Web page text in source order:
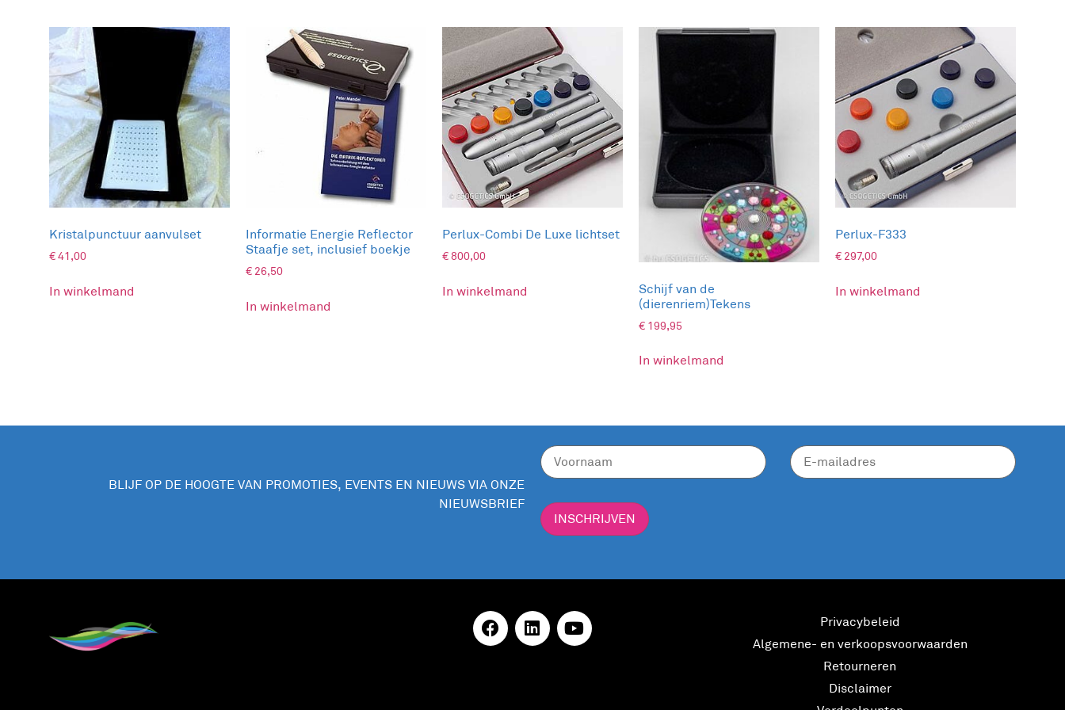
Kristalpunctuur aanvulset
€41,00
In winkelmand
Informatie Energie Reflector
Staafje set, inclusief boekje
€ 26,50
In winkelmand
Perlux-Combi De Luxe lichtset
€800,00
In winkelmand
Schijf van de
(dierenriem)Tekens
€ 199,95
In winkelmand
Perlux-F333
€ 297,00
In winkelmand
BLIJF OP DE HOOGTE VAN PROMOTIES, EVENTS EN NIEUWS VIA ONZE
NIEUWSBRIEF
INSCHRIJVEN
Privacybeleid
Algemene- en verkoopsvoorwaarden
Retourneren
Disclaimer